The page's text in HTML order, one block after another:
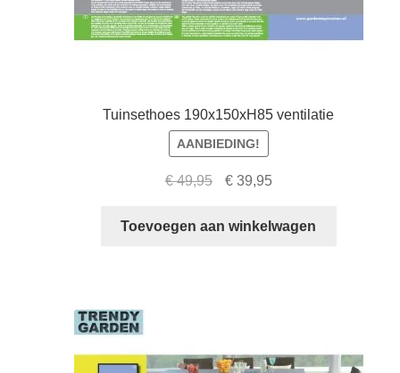
Tuinsethoes 190x150xH85 ventilatie
AANBIEDING!
€49,95
Oorspronkelijke
was:
€39,95Huidige
is:
Toevoegen aan winkelwagen